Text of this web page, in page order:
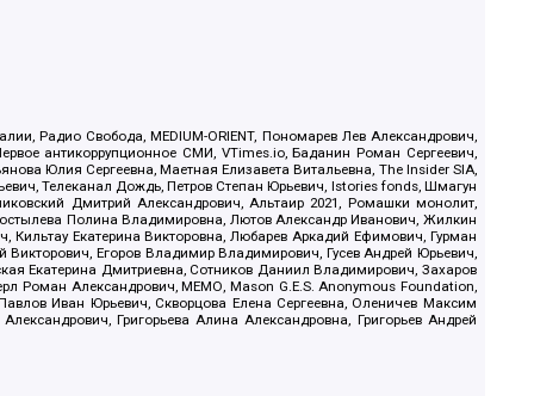
Радио Свобода, MEDIUM-ORIENT, Пономарев Лев Александрович,
антикоррупционное СМИ, VTimes.io, Баданин Роман Сергеевич,
Юлия Сергеевна, Маетная Елизавета Витальевна, The Insider SIA,
Телеканал Дождь, Петров Степан Юрьевич, Istories fonds, Шмагун
Дмитрий Александрович, Альтаир 2021, Ромашки монолит,
Полина Владимировна, Лютов Александр Иванович, Жилкин
Екатерина Викторовна, Любарев Аркадий Ефимович, Гурман
Егоров Владимир Владимирович, Гусев Андрей Юрьевич,
Екатерина Дмитриевна, Сотников Даниил Владимирович, Захаров
Роман Александрович, МЕМО, Mason G.E.S. Anonymous Foundation,
Иван Юрьевич, Скворцова Елена Сергеевна, Оленичев Максим
Григорьева Алина Александровна, Григорьев Андрей